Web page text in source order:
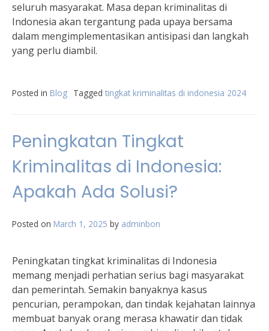
seluruh masyarakat. Masa depan kriminalitas di
Indonesia akan tergantung pada upaya bersama
dalam mengimplementasikan antisipasi dan langkah
yang perlu diambil.
Posted in Blog Tagged tingkat kriminalitas di indonesia 2024
Peningkatan Tingkat
Kriminalitas di Indonesia:
Apakah Ada Solusi?
Posted on March 1, 2025 by adminbon
Peningkatan tingkat kriminalitas di Indonesia
memang menjadi perhatian serius bagi masyarakat
dan pemerintah. Semakin banyaknya kasus
pencurian, perampokan, dan tindak kejahatan lainnya
membuat banyak orang merasa khawatir dan tidak